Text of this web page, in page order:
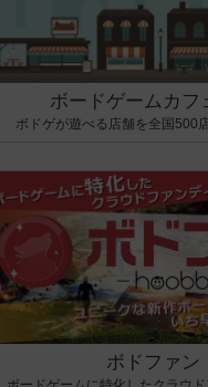
ボードゲームカフ
ボドゲが遊べる店舗を全国500
ボドファン